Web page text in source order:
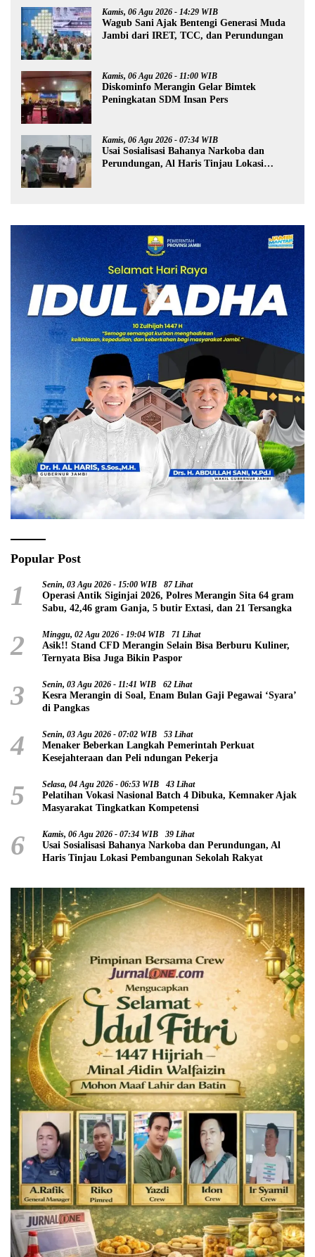
Kamis, 06 Agu 2026 - 14:29 WIB
Wagub Sani Ajak Bentengi Generasi Muda
Jambi dari IRET, TCC, dan Perundungan
Kamis, 06 Agu 2026 - 11:00 WIB
Diskominfo Merangin Gelar Bimtek
Peningkatan SDM Insan Pers
Kamis, 06 Agu 2026 - 07:34 WIB
Usai Sosialisasi Bahanya Narkoba dan
Perundungan, Al Haris Tinjau Lokasi
Popular Post
1 Senin, 03 Agu 2026 - 15:00 WIB 87 Lihat
Operasi Antik Siginjai 2026, Polres Merangin Sita 64 gram
Sabu, 42,46 gram Ganja, 5 butir Extasi, dan 21 Tersangka
2 Minggu, 02 Agu 2026 - 19:04 WIB 71 Lihat
Asik!! Stand CFD Merangin Selain Bisa Berburu Kuliner,
Ternyata Bisa Juga Bikin Paspor
3 Senin, 03 Agu 2026 - 11:41 WIB 62 Lihat
Kesra Merangin di Soal, Enam Bulan Gaji Pegawai ‘Syara’
di Pangkas
4 Senin, 03 Agu 2026 - 07:02 WIB 53 Lihat
Menaker Beberkan Langkah Pemerintah Perkuat
Kesejahteraan dan Peli ndungan Pekerja
5 Selasa, 04 Agu 2026 - 06:53 WIB 43 Lihat
Pelatihan Vokasi Nasional Batch 4 Dibuka, Kemnaker Ajak
Masyarakat Tingkatkan Kompetensi
6 Kamis, 06 Agu 2026 - 07:34 WIB 39 Lihat
Usai Sosialisasi Bahanya Narkoba dan Perundungan, Al
Haris Tinjau Lokasi Pembangunan Sekolah Rakyat